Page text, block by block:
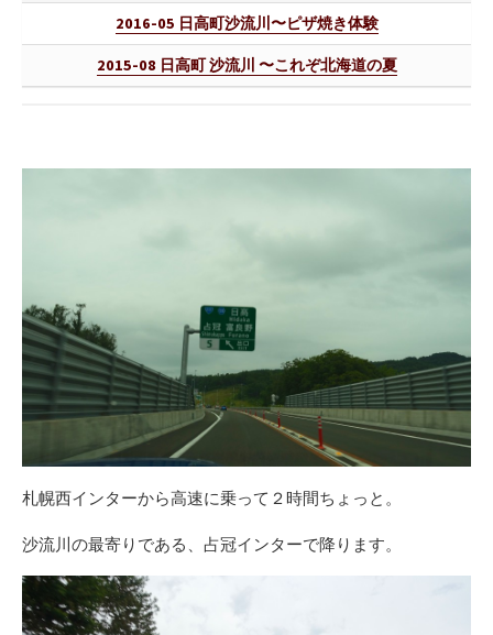
2016-05 日高町沙流川〜ピザ焼き体験
2015-08 日高町 沙流川 〜これぞ北海道の夏
札幌西インターから高速に乗って２時間ちょっと。
沙流川の最寄りである、占冠インターで降ります。